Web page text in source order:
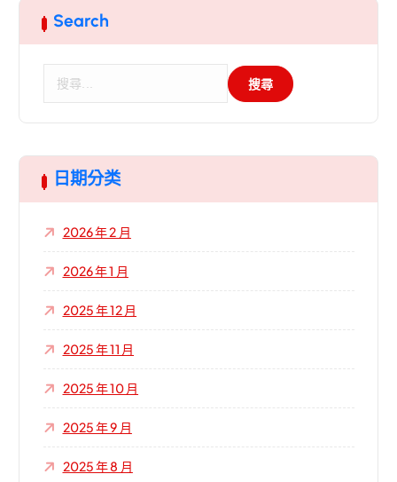
Search
字
:
日期分类
2026 年 2 月
2026 年 1 月
2025 年 12 月
2025 年 11 月
2025 年 10 月
2025 年 9 月
2025 年 8 月